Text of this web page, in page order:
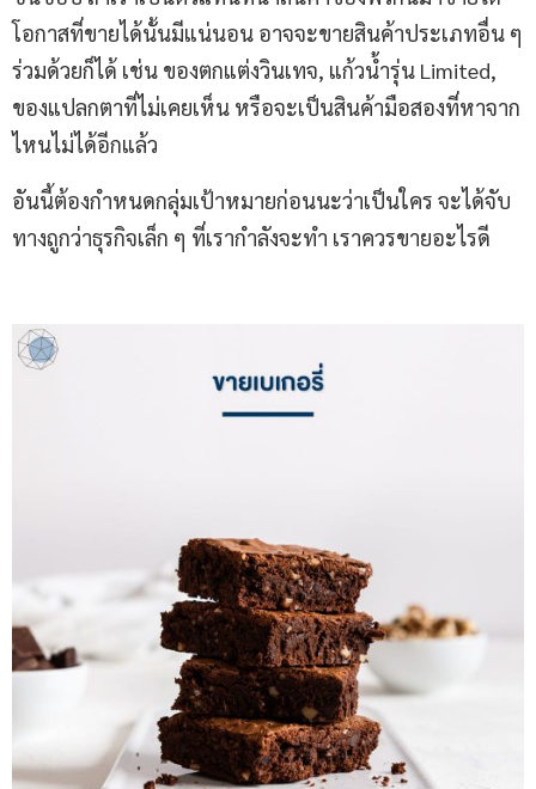
โอกาสที่ขายได้นั้นมีแน่นอน อาจจะขายสินค้าประเภทอื่น ๆ
ร่วมด้วยก็ได้ เช่น ของตกแต่งวินเทจ, แก้วน้ำรุ่น Limited,
ของแปลกตาที่ไม่เคยเห็น หรือจะเป็นสินค้ามือสองที่หาจาก
ไหนไม่ได้อีกแล้ว
อันนี้ต้องกำหนดกลุ่มเป้าหมายก่อนนะว่าเป็นใคร จะได้จับ
ทางถูกว่าธุรกิจเล็ก ๆ ที่เรากำลังจะทำ เราควรขายอะไรดี